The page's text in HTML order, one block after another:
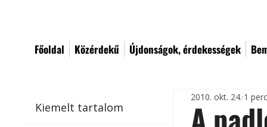
Főoldal Közérdekű Újdonságok, érdekességek
Kiemelt tartalom
2010. okt. 24. 1